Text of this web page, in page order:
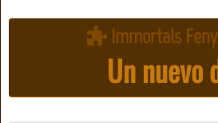
Immortals
Un nuevo